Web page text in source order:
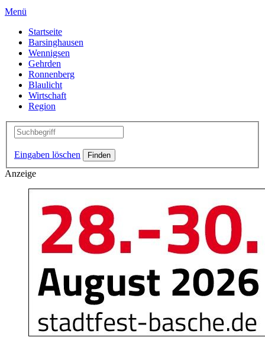
Menü
Startseite
Barsinghausen
Wennigsen
Gehrden
Ronnenberg
Blaulicht
Wirtschaft
Region
Eingaben löschen
Anzeige